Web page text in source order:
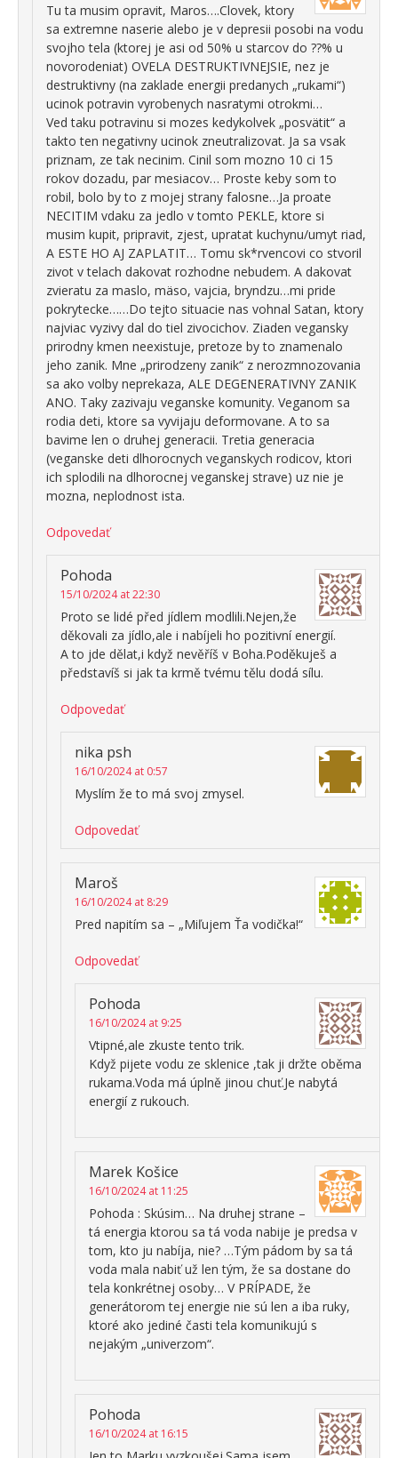
Tu ta musim opravit, Maros….Clovek, ktory
sa extremne naserie alebo je v depresii posobi na vodu
svojho tela (ktorej je asi od 50% u starcov do ??% u
novorodeniat) OVELA DESTRUKTIVNEJSIE, nez je
destruktivny (na zaklade energii predanych „rukami“)
ucinok potravin vyrobenych nasratymi otrokmi…
Ved taku potravinu si mozes kedykolvek „posvätit“ a
takto ten negativny ucinok zneutralizovat. Ja sa vsak
priznam, ze tak necinim. Cinil som mozno 10 ci 15
rokov dozadu, par mesiacov… Proste keby som to
robil, bolo by to z mojej strany falosne…Ja proate
NECITIM vdaku za jedlo v tomto PEKLE, ktore si
musim kupit, pripravit, zjest, upratat kuchynu/umyt riad,
A ESTE HO AJ ZAPLATIT… Tomu sk*rvencovi co stvoril
zivot v telach dakovat rozhodne nebudem. A dakovat
zvieratu za maslo, mäso, vajcia, bryndzu…mi pride
pokrytecke……Do tejto situacie nas vohnal Satan, ktory
najviac vyzivy dal do tiel zivocichov. Ziaden vegansky
prirodny kmen neexistuje, pretoze by to znamenalo
jeho zanik. Mne „prirodzeny zanik“ z nerozmnozovania
sa ako volby neprekaza, ALE DEGENERATIVNY ZANIK
ANO. Taky zazivaju veganske komunity. Veganom sa
rodia deti, ktore sa vyvijaju deformovane. A to sa
bavime len o druhej generacii. Tretia generacia
(veganske deti dlhorocnych veganskych rodicov, ktori
ich splodili na dlhorocnej veganskej strave) uz nie je
mozna, neplodnost ista.
Odpovedať
Pohoda
15/10/2024 at 22:30
Proto se lidé před jídlem modlili.Nejen,že
děkovali za jídlo,ale i nabíjeli ho pozitivní energií.
A to jde dělat,i když nevěříš v Boha.Poděkuješ a
představíš si jak ta krmě tvému tělu dodá sílu.
Odpovedať
nika psh
16/10/2024 at 0:57
Myslím že to má svoj zmysel.
Odpovedať
Maroš
16/10/2024 at 8:29
Pred napitím sa – „Miľujem Ťa vodička!“
Odpovedať
Pohoda
16/10/2024 at 9:25
Vtipné,ale zkuste tento trik.
Když pijete vodu ze sklenice ,tak ji držte oběma
rukama.Voda má úplně jinou chuť.Je nabytá
energií z rukouch.
Marek Košice
16/10/2024 at 11:25
Pohoda : Skúsim… Na druhej strane –
tá energia ktorou sa tá voda nabije je predsa v
tom, kto ju nabíja, nie? …Tým pádom by sa tá
voda mala nabiť už len tým, že sa dostane do
tela konkrétnej osoby… V PRÍPADE, že
generátorom tej energie nie sú len a iba ruky,
ktoré ako jediné časti tela komunikujú s
nejakým „univerzom“.
Pohoda
16/10/2024 at 16:15